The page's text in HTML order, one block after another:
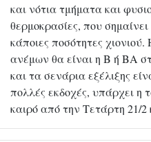
και νότια τμήματα και
θερμοκρασίες, που
κάποιες ποσότητες
ανέμων θα είναι η Β ή ΒΑ
και τα σενάρια εξέλιξης
πολλές εκδοχές, υπάρχει η
καιρό από την Τετάρτη 21/2